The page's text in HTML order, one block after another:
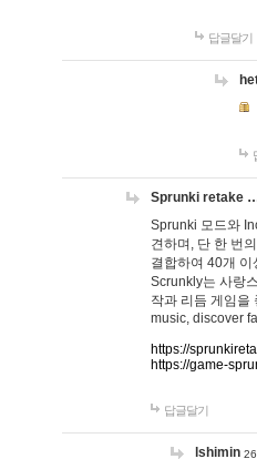
답글달기
Sprunki retake
Sprunki 모드와
견하며, 단 한 번
결합하여 40개
Scrunkly는 사랑
작과 리듬 게임을
music, discover
https://
https://game-
답글달기
lshimin